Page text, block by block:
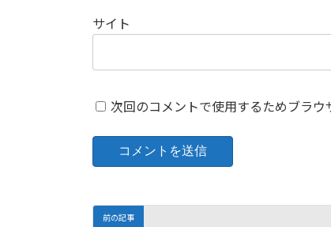
サイト
次回のコメントで使用するためブラウ
前の記事